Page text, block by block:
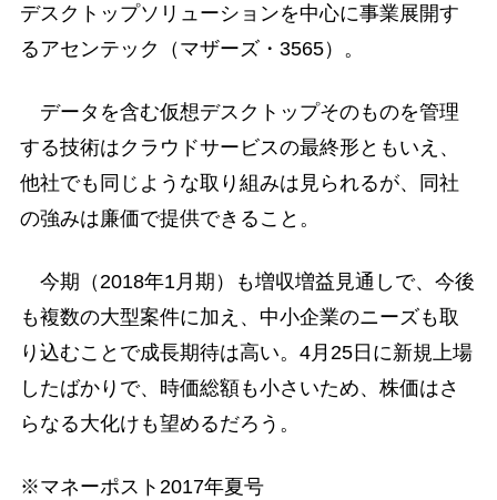
デスクトップソリューションを中心に事業展開す
るアセンテック（マザーズ・3565）。
データを含む仮想デスクトップそのものを管理
する技術はクラウドサービスの最終形ともいえ、
他社でも同じような取り組みは見られるが、同社
の強みは廉価で提供できること。
今期（2018年1月期）も増収増益見通しで、今後
も複数の大型案件に加え、中小企業のニーズも取
り込むことで成長期待は高い。4月25日に新規上場
したばかりで、時価総額も小さいため、株価はさ
らなる大化けも望めるだろう。
※マネーポスト2017年夏号